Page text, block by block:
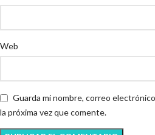
Web
Guarda mi nombre, correo
la próxima vez que comente.